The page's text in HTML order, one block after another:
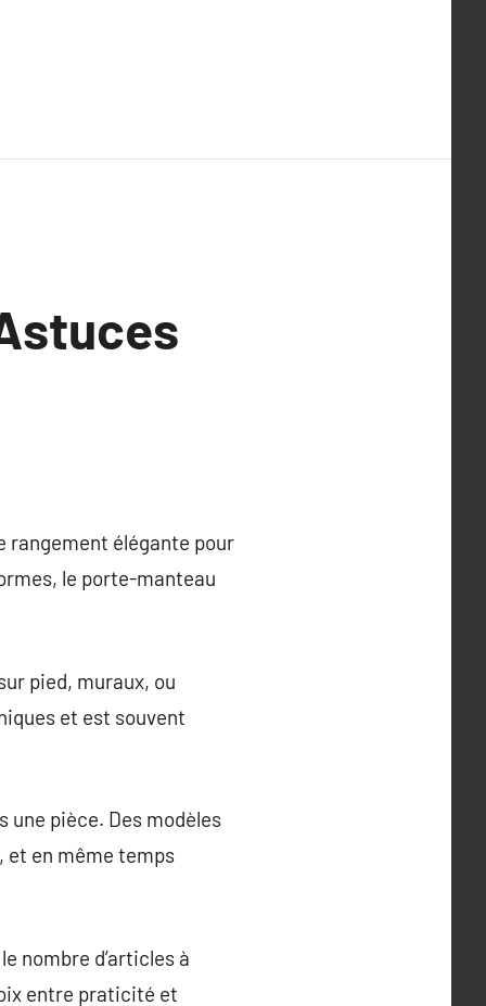
rangement élégante pour
le porte-manteau
pied, muraux, ou
et est souvent
pièce. Des modèles
et en même temps
nombre d’articles à
entre praticité et